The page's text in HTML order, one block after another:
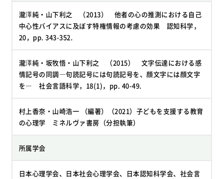
瀧澤純・山下利之 （2013） 他者の心の推測における自己
中心性バイアスに及ぼす特権情報の考慮の効果 認知科学，
20，pp. 343-352.
瀧澤純・坂牧悟・山下利之 （2015） 文字伝達における感
情記号の同調―句読記号には句読記号を、顔文字には顔文字
を― 社会言語科学，18(1)，pp. 40-49.
村上香奈・山崎浩一 （編著）（2021）子どもを支援する教育
の心理学 ミネルヴァ書房（分担執筆）
所属学会
日本心理学会、日本社会心理学会、日本認知科学会、社会言